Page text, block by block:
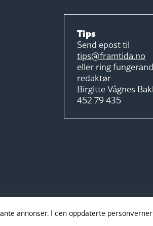
Tips
Send epost til
tips@framtida.no
eller ring
redaktør
Birgitte Vågnes
452 79 435
annonser. I den oppdaterte